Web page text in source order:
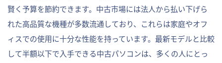
賢く予算を節約できます。中古市場には法人から払い下げら
れた高品質な機種が多数流通しており、これらは家庭やオフ
ィスでの使用に十分な性能を持っています。最新モデルと比較
して半額以下で入手できる中古パソコンは、多くの人にとっ